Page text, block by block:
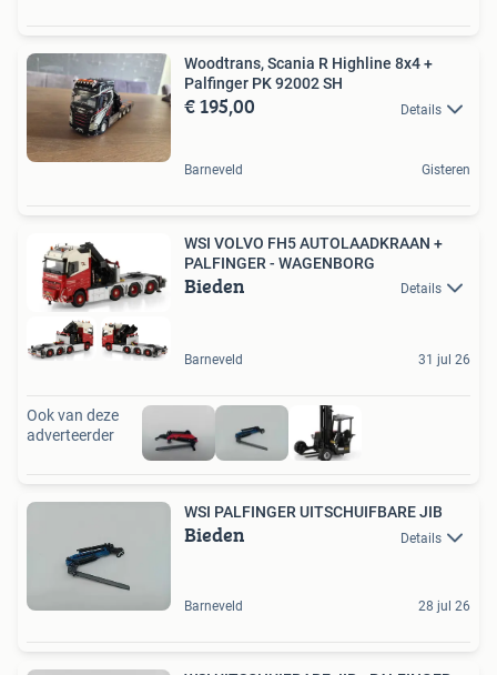
Woodtrans, Scania R Highline 8x4 +
Palfinger PK 92002 SH
€ 195,00 Details
Barneveld Gisteren
WSI VOLVO FH5 AUTOLAADKRAAN +
PALFINGER - WAGENBORG
Bieden Details
Barneveld 31 jul 26
Ook van deze
adverteerder
WSI PALFINGER UITSCHUIFBARE JIB
Bieden Details
Barneveld 28 jul 26